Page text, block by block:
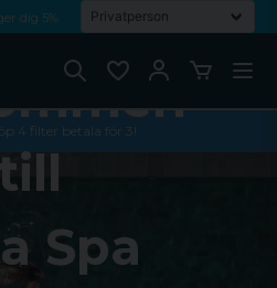
dig 5%
4 filter betala för 3!
Spa